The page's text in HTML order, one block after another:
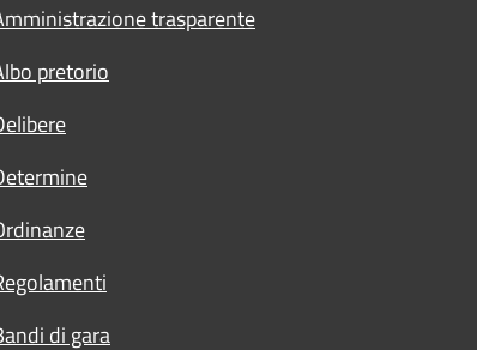
trasparente
pretorio
di gara